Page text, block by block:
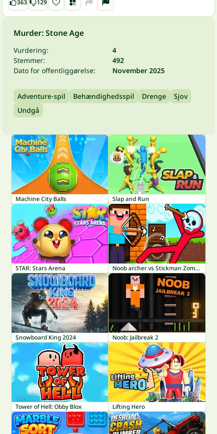
363 129
Murder: Stone Age
Vurdering:
4
Stemmer:
492
Dato for offentliggørelse:
November 2025
Adventure-spil Behændighedsspil Drenge
Sjov
Undgå
Machine City Balls Slap and Run
STAR: Stars Arena Noob archer vs Stickman Zombie: Zombie Shooter
Snowboard King 2024 Noob: Jailbreak 2
Tower of Hell: Obby Blox Lifting Hero